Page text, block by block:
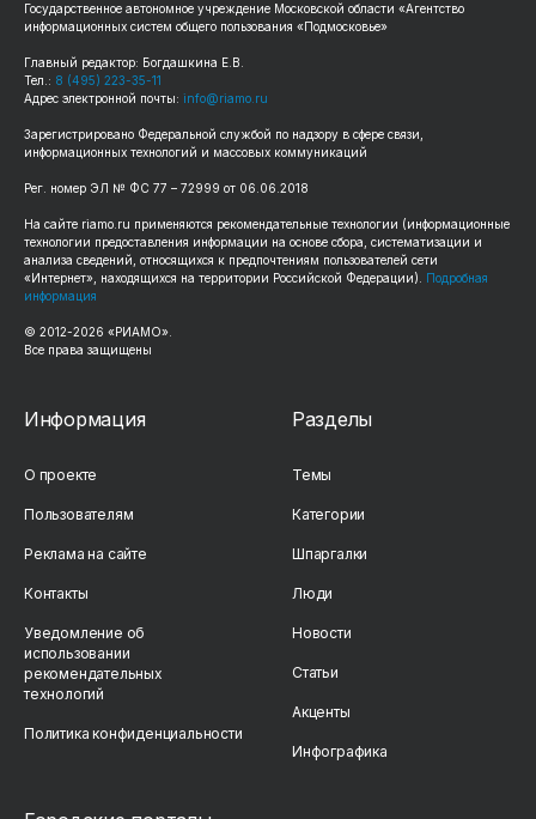
Государственное автономное учреждение Московской области «Агентство
информационных систем общего пользования «Подмосковье»
Главный редактор: Богдашкина Е.В.
Тел.: 8 (495) 223-35-11
Адрес электронной почты: info@riamo.ru
Зарегистрировано Федеральной службой по надзору в сфере связи,
информационных технологий и массовых коммуникаций
Рег. номер ЭЛ № ФС 77 – 72999 от 06.06.2018
На сайте riamo.ru применяются рекомендательные технологии (информационные
технологии предоставления информации на основе сбора, систематизации и
анализа сведений, относящихся к предпочтениям пользователей сети
«Интернет», находящихся на территории Российской Федерации).
Подробная
информация
© 2012-2026 «РИАМО».
Все права защищены
Информация
О проекте
Пользователям
Реклама на сайте
Контакты
Уведомление об
использовании
рекомендательных
технологий
Политика конфиденциальности
Разделы
Темы
Категории
Шпаргалки
Люди
Новости
Статьи
Акценты
Инфографика